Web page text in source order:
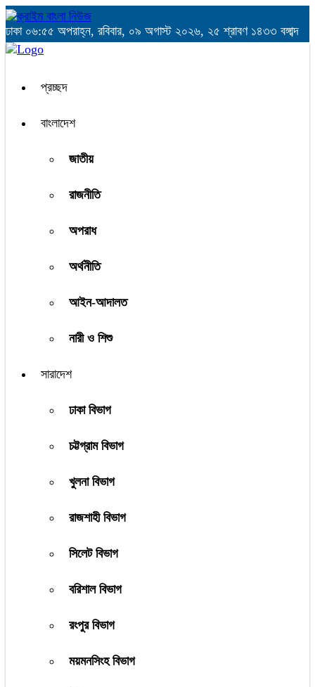
ঢাকা ০৬:৫৫ অপরাহ্ন, রবিবার, ০৯ অগাস্ট ২০২৬, ২৫ শ্রাবণ ১৪৩৩ বঙ্গাব্দ
প্রচ্ছদ
বাংলাদেশ
জাতীয়
রাজনীতি
অপরাধ
অর্থনীতি
আইন-আদালত
নারী ও শিশু
সারাদেশ
ঢাকা বিভাগ
চট্টগ্রাম বিভাগ
খুলনা বিভাগ
রাজশাহী বিভাগ
সিলেট বিভাগ
বরিশাল বিভাগ
রংপুর বিভাগ
ময়মনসিংহ বিভাগ